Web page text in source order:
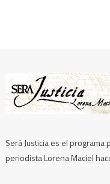
Será Justicia es el
periodista Lorena Maciel